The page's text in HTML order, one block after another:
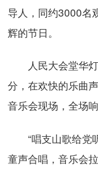
导人，同约3000名
辉的节日。
人民大会堂华灯
分，在欢快的乐曲
音乐会现场，全场
“唱支山歌给党
童声合唱，音乐会